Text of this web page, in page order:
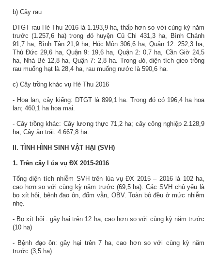
b) Cây rau
DTGT rau Hè Thu 2016 là 1.193,9 ha, thấp hơn so với cùng kỳ năm
trước (1.257,6 ha) trong đó huyện Củ Chi 431,3 ha, Bình Chánh
91,7 ha, Bình Tân 21,9 ha, Hóc Môn 306,6 ha, Quận 12: 252,3 ha,
Thủ Đức 29,6 ha, Quận 9: 19,6 ha, Quận 2: 0,7 ha, Cần Giờ 24,5
ha, Nhà Bè 12,8 ha, Quận 7: 2,8 ha. Trong đó, diện tích gieo trồng
rau muống hạt là 28,4 ha, rau muống nước là 590,6 ha.
c) Cây trồng khác vụ Hè Thu 2016
- Hoa lan, cây kiểng: DTGT là 899,1 ha.Trong đó có 196,4 ha hoa
lan; 460,1 ha hoa mai.
- Cây trồng khác: Cây lương thực 71,2 ha; cây công nghiệp 2.128,9
ha; Cây ăn trái: 4.667,8 ha.
II. TÌNH HÌNH SINH VẬT HẠI (SVH)
1. Trên cây l úa vụ ĐX 2015-2016
Tổng diện tích nhiễm SVH trên lúa vụĐX 2015– 2016là 102 ha,
cao hơn so với cùng kỳ năm trước (69,5 ha). Các SVH chủ yếu là
bọ xít hôi, bệnh đạo ôn, đốm vằn, OBV. Toàn bộ đều ở mức nhiễm
nhẹ.
- Bọ xít hôi : gây hại trên 12 ha, cao hơn so với cùng kỳ nămtrước
(10 ha)
- Bệnh đạo ôn: gây hại trên 7 ha,cao hơn so với cùng kỳ năm
trước (3,5 ha)